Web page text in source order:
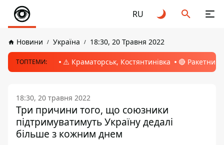
RU
Новини Україна 18:30, 20 Травня 2022
ТОПТЕМИ: ⚠️ Краматорськ, Костянтинівка 🔴 Ракетний
18:30, 20 травня 2022
Три причини того, що союзники
підтримуватимуть Україну дедалі
більше з кожним днем